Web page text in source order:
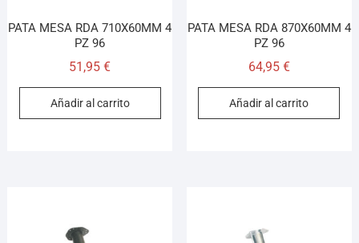
PATA MESA RDA 710X60MM 4
PZ 96
51,95€
Añadir al carrito
PATA MESA RDA 870X60MM 4
PZ 96
64,95 €
Añadir al carrito